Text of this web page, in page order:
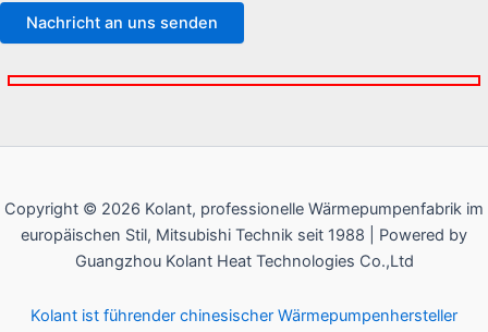
Copyright © 2026 Kolant, professionelle Wärmepumpenfabrik im
europäischen Stil, Mitsubishi Technik seit 1988 | Powered by
Guangzhou Kolant Heat Technologies Co.,Ltd
Kolant ist führender chinesischer Wärmepumpenhersteller